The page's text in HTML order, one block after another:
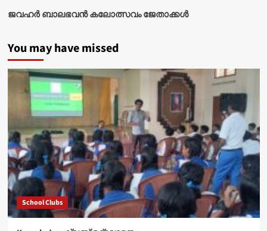
ജവഹർ ബാലഭവൻ കലോത്സവം ജേതാക്കൾ
You may have missed
School Clubs